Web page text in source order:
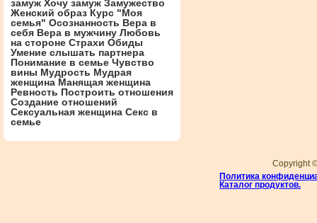
замуж Хочу замуж Замужество
Женский образ Курс "Моя
семья" Осознанность Вера в
себя Вера в мужчину Любовь
на стороне Страхи Обиды
Умение слышать партнера
Понимание в семье Чувство
вины Мудрость Мудрая
женщина Манящая женщина
Ревность Построить отношения
Создание отношений
Сексуальная женщина Секс в
семье
Copyright
Политика
Каталог продуктов.